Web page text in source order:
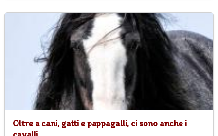
Oltre a cani, gatti e pappagalli, ci sono anche i